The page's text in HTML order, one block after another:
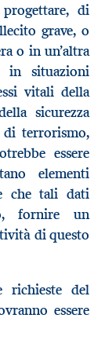
di
grave, o
o in un’altra
in situazioni
vitali della
sicurezza
terrorismo,
essere
elementi
che tali dati
fornire un
di questo
richieste del
essere